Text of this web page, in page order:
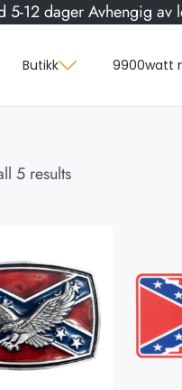
5-12 dager Avhengig
Butikk 9900watt
5 results